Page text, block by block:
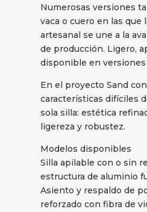
Numerosas versiones
vaca o cuero en las que
artesanal se une a la
de producción. Ligero,
disponible en
En el proyecto Sand
características difíciles
sola silla: estética
ligereza y robustez.
Modelos disponibles
Silla apilable con o sin
estructura de aluminio
Asiento y respaldo de
reforzado con fibra de